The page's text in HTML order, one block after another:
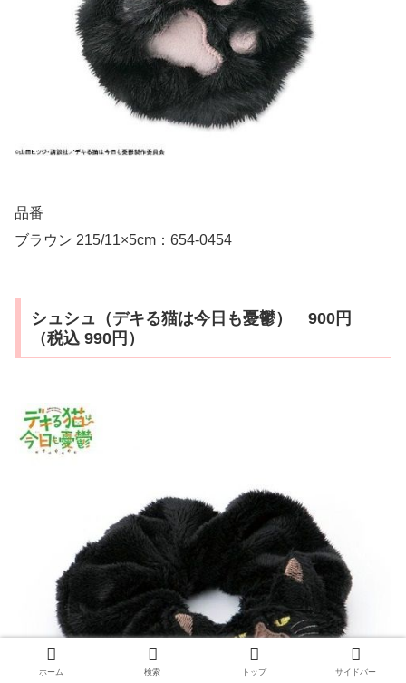
品番
ブラウン 215/11×5cm：654-0454
シュシュ（デキる猫は今日も憂鬱） 900円
（税込 990円）
ホーム 検索 トップ サイドバー